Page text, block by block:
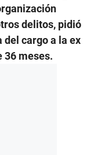
delitos, pidió
del cargo a la ex
36 meses.